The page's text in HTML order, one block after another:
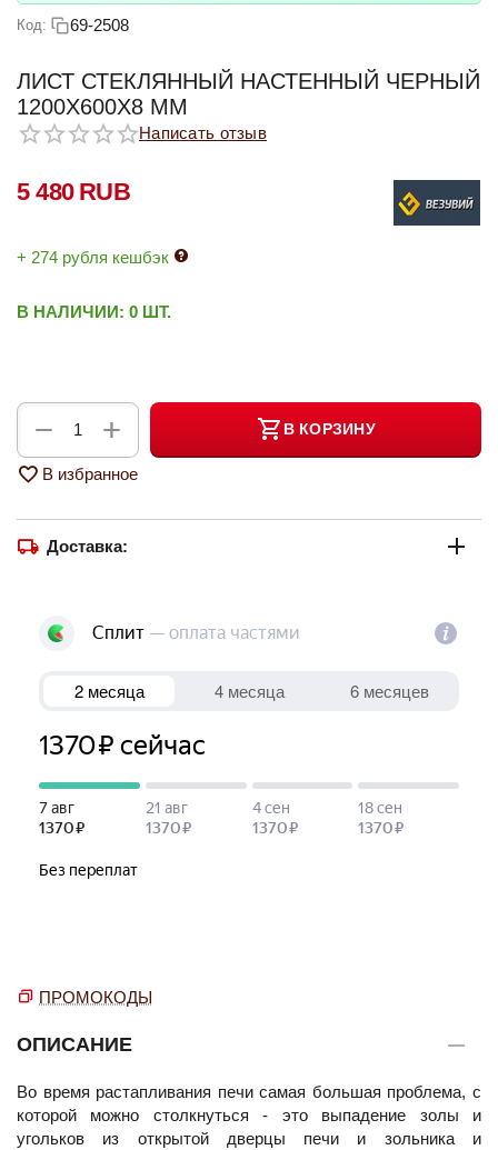
Код: 69-2508
ЛИСТ СТЕКЛЯННЫЙ НАСТЕННЫЙ ЧЕРНЫЙ
1200Х600Х8 ММ
Написать отзыв
5 480 RUB
+ 274 рубля кешбэк
В НАЛИЧИИ: 0 ШТ.
+
− В КОРЗИНУ
В избранное
Доставка:
ПРОМОКОДЫ
ОПИСАНИЕ
Во время растапливания печи самая большая проблема, с
которой можно столкнуться - это выпадение золы и
угольков из открытой дверцы печи и зольника и